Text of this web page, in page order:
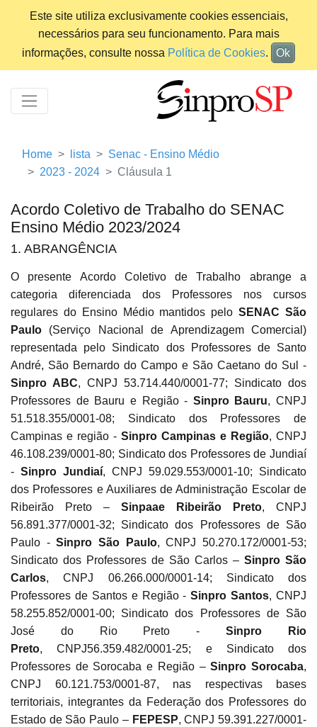
Este site utiliza exclusivamente cookies essenciais,
necessários para seu funcionamento. Para mais
informações, consulte nossa Política de Cookies. Ok
Home lista
Senac - Ensino Médio
2023 - 2024
Cláusula 1
Acordo Coletivo de Trabalho do SENAC
Ensino Médio 2023/2024
1. ABRANGÊNCIA
O presente Acordo Coletivo de Trabalho abrange a
categoria diferenciada dos Professores nos cursos
regulares do Ensino Médio mantidos pelo SENAC São
Paulo (Serviço Nacional de Aprendizagem Comercial)
representada pelo Sindicato dos Professores de Santo
André, São Bernardo do Campo e São Caetano do Sul -
Sinpro ABC, CNPJ 53.714.440/0001-77; Sindicato dos
Professores de Bauru e Região - Sinpro Bauru, CNPJ
51.518.355/0001-08; Sindicato dos Professores de
Campinas e região - Sinpro Campinas e Região, CNPJ
46.108.239/0001-80; Sindicato dos Professores de Jundiaí
- Sinpro Jundiaí, CNPJ 59.029.553/0001-10; Sindicato
dos Professores e Auxiliares de Administração Escolar de
Ribeirão Preto – Sinpaae Ribeirão Preto, CNPJ
56.891.377/0001-32; Sindicato dos Professores de São
Paulo -Sinpro São Paulo, CNPJ 50.270.172/0001-53;
Sindicato dos Professores de São Carlos – Sinpro São
Carlos, CNPJ 06.266.000/0001-14; Sindicato dos
Professores de Santos e Região -Sinpro Santos, CNPJ
58.255.852/0001-00; Sindicato dos Professores de São
José do Rio Preto -Sinpro Rio
Preto, CNPJ56.359.482/0001-25; e Sindicato dos
Professores de Sorocaba e Região –Sinpro Sorocaba,
CNPJ 60.121.753/0001-87, nas respectivas bases
territoriais, integrantes da Federação dos Professores do
Estado de São Paulo – FEPESP, CNPJ 59.391.227/0001-